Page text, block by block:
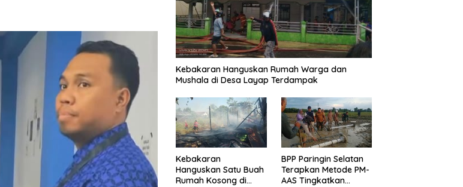
Kebakaran Hanguskan Rumah Warga dan
Mushala di Desa Layap Terdampak
Kebakaran
Hanguskan Satu Buah
Rumah Kosong di
BPP Paringin Selatan
Terapkan Metode PM-
AAS Tingkatkan